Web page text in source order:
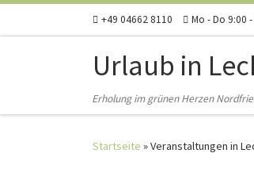
Zum Inhalt springen+49 04662 8110 Mo - Do 9:00
Urlaub in
Erholung im grünen Herzen
Startseite »Veranstaltungen in